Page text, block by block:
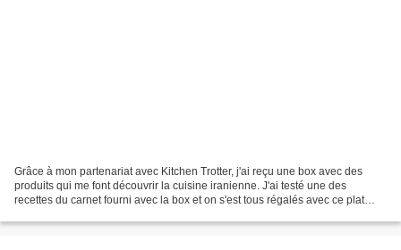
Grâce à mon partenariat avec Kitchen Trotter, j'ai reçu une box avec des
produits qui me font découvrir la cuisine iranienne. J'ai testé une des
recettes du carnet fourni avec la box et on s'est tous régalés avec ce plat